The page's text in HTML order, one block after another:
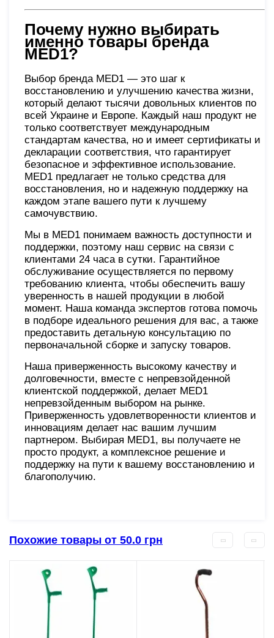
Почему нужно выбирать
именно товары бренда
MED1?
Выбор бренда MED1 — это шаг к
восстановлению и улучшению качества жизни,
который делают тысячи довольных клиентов по
всей Украине и Европе. Каждый наш продукт не
только соответствует международным
стандартам качества, но и имеет сертификаты и
декларации соответствия, что гарантирует
безопасное и эффективное использование.
MED1 предлагает не только средства для
восстановления, но и надежную поддержку на
каждом этапе вашего пути к лучшему
самочувствию.
Мы в MED1 понимаем важность доступности и
поддержки, поэтому наш сервис на связи с
клиентами 24 часа в сутки. Гарантийное
обслуживание осуществляется по первому
требованию клиента, чтобы обеспечить вашу
уверенность в нашей продукции в любой
момент. Наша команда экспертов готова помочь
в подборе идеального решения для вас, а также
предоставить детальную консультацию по
первоначальной сборке и запуску товаров.
Наша приверженность высокому качеству и
долговечности, вместе с непревзойденной
клиентской поддержкой, делает MED1
непревзойденным выбором на рынке.
Приверженность удовлетворенности клиентов и
инновациям делает нас вашим лучшим
партнером. Выбирая MED1, вы получаете не
просто продукт, а комплексное решение и
поддержку на пути к вашему восстановлению и
благополучию.
Похожие товары от 50.0 грн